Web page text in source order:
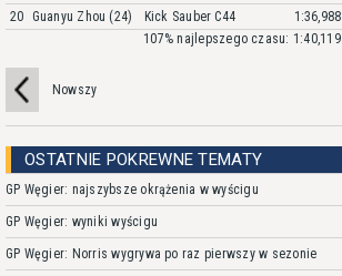
20 Guanyu Zhou (24) Kick Sauber C44 1:36,988
107% najlepszego czasu: 1:40,119
Nowszy
OSTATNIE POKREWNE TEMATY
GP Węgier: najszybsze okrążenia w wyścigu
GP Węgier: wyniki wyścigu
GP Węgier: Norris wygrywa po raz pierwszy w sezonie